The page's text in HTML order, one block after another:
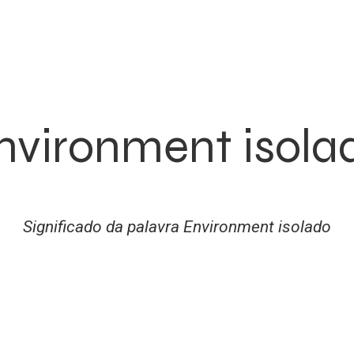
Significado da palavra Environment isolado